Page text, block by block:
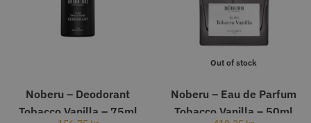
Noberu – Deodorant
Tobacco Vanilla – 75ml
Out of stock
Noberu – Eau de Parfum
Tobacco Vanilla – 50ml